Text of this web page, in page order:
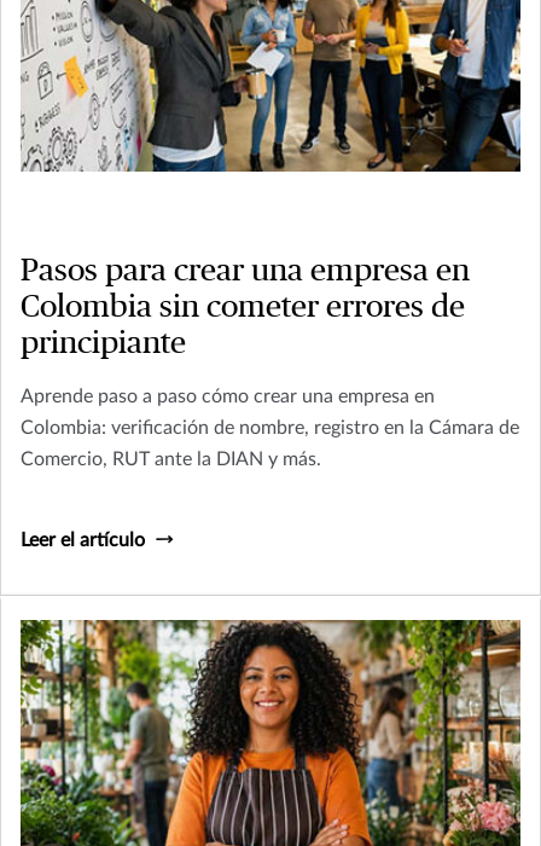
Pasos para crear una empresa en
Colombia sin cometer errores de
principiante
Aprende paso a paso cómo crear una empresa en
Colombia: verificación de nombre, registro en la Cámara de
Comercio, RUT ante la DIAN y más.
Leer el artículo